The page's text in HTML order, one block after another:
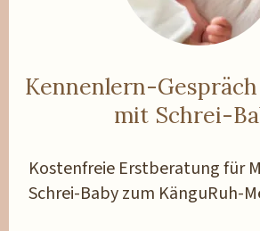
Kennenlern-
mit Schrei-
Kostenfreie Erstberatung für
Schrei-Baby zum KänguRuh-